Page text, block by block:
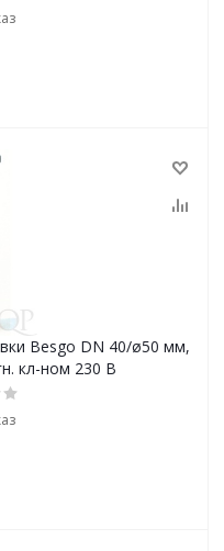
Besgo DN 40/ø50 мм,
кл-ном 230 В